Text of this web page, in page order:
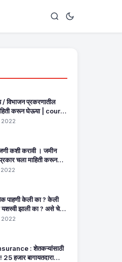
/ विभाजन प्रकरणातील
करून घेऊया | court
mojani
2022
कशी करावी । जमीन
चला माहिती करून
record
पाहणी केली का ? केली
झाली का ? असे चेक
मधून एका मिनिटांत. E
2022
: शेतकऱ्यांसाठी
हजार बागायतदारा